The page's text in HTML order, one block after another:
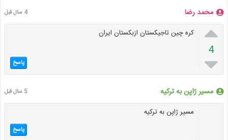
محمد رضا 4 سال قبل

4

کره چین تاجیکستان ازبکستان ایران
پاسخ
مسیر ژاپن به ترکیه 5 سال قبل
مسیر ژاپن به ترکیه
پاسخ